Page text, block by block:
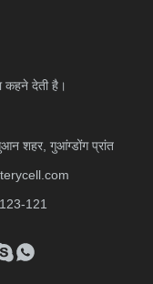
कहने देती है।
शहर, गुआंग्डोंग प्रांत
121